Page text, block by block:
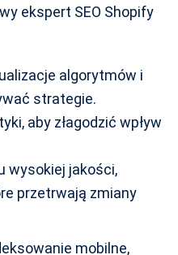
ekspert SEO Shopify
algorytmów i
strategie.
aby złagodzić wpływ
wysokiej jakości,
przetrwają zmiany
mobilne,